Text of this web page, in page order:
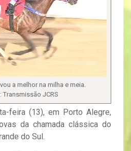
a melhor na milha e meia.
Transmissão JCRS
feira (13), em Porto Alegre,
da chamada clássica do
do Sul.